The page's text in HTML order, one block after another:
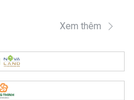
Xem thêm